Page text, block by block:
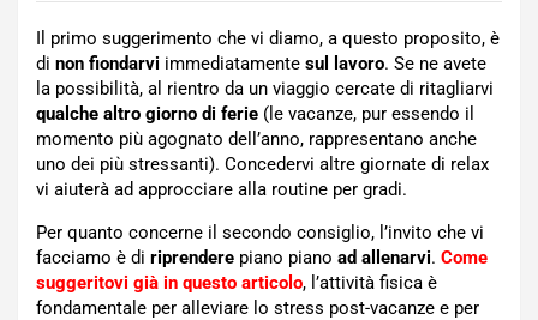
Il primo suggerimento che vi diamo, a questo proposito, è
di non fiondarvi immediatamente sul lavoro. Se ne avete
la possibilità, al rientro da un viaggio cercate di ritagliarvi
qualche altro giorno di ferie (le vacanze, pur essendo il
momento più agognato dell’anno, rappresentano anche
uno dei più stressanti). Concedervi altre giornate di relax
vi aiuterà ad approcciare alla routine per gradi.
Per quanto concerne il secondo consiglio, l’invito che vi
facciamo è di riprendere piano piano ad allenarvi. Come
suggeritovi già in questo articolo, l’attività fisica è
fondamentale per alleviare lo stress post-vacanze e per